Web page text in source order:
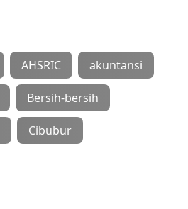
AHSRIC akuntansi
Bersih-bersih
Cibubur